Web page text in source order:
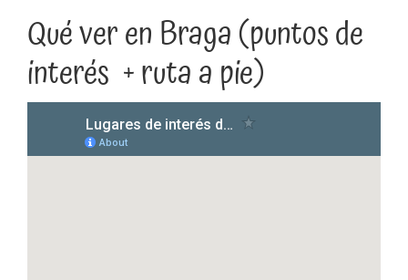
Qué ver en Braga (puntos de
interés + ruta a pie)